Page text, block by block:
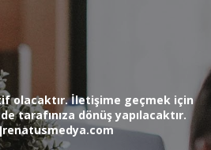
olacaktır. İletişime geçmek için
tarafınıza dönüş yapılacaktır.